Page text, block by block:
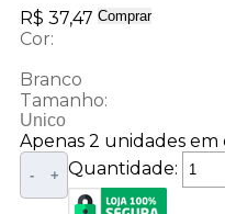
R$ 37,47 Comprar
Cor:
Branco
Tamanho:
Unico
Apenas 2 unidades
Quantidade:
- +